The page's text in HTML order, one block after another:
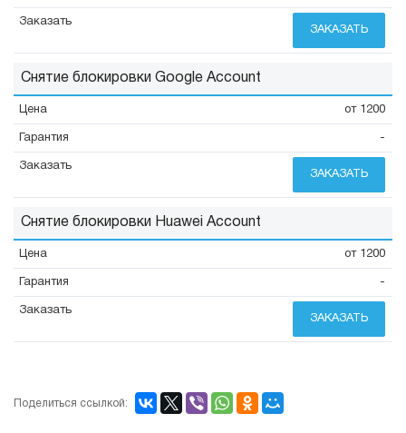
ЗАКАЗАТЬ
Снятие блокировки Google Account
от 1200
-
ЗАКАЗАТЬ
Снятие блокировки Huawei Account
от 1200
-
ЗАКАЗАТЬ
Поделиться ссылкой: